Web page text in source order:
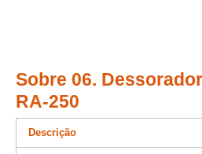
Sobre 06.
RA-250
Descrição